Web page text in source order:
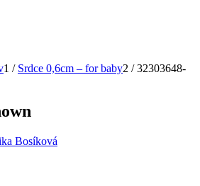
1 / Srdce 0,6cm – for baby2 / 32303648-
Bosíková